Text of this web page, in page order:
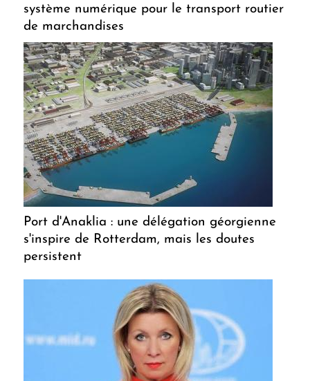
système numérique pour le transport routier
de marchandises
Port d'Anaklia : une délégation géorgienne
s'inspire de Rotterdam, mais les doutes
persistent